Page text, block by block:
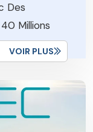
Des
Millions
VOIR PLUS